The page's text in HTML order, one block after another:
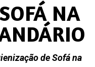
NA
de Sofá na